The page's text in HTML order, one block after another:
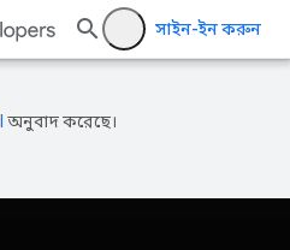
সাইন-ইন করুন
অনুবাদ করেছে।